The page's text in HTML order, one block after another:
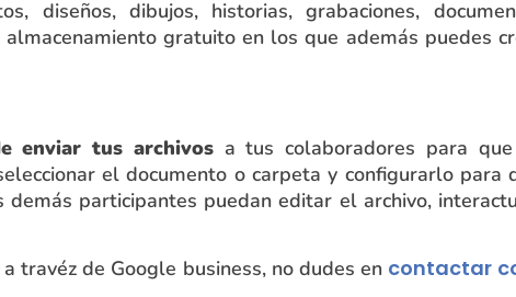
diseños, dibujos, historias, grabaciones,
gratuito en los que además puedes
enviar tus archivos a tus colaboradores para
el documento o carpeta y configurarlo para
participantes puedan editar el archivo,
travéz de Google business, no dudes en contactar